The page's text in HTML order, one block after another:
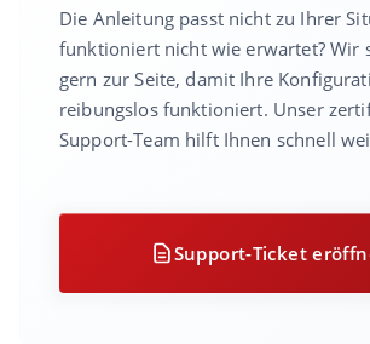
Die Anleitung passt nicht zu Ihrer
funktioniert nicht wie erwartet? Wir
gern zur Seite, damit Ihre
reibungslos funktioniert. Unser
Support-Team hilft Ihnen schnell
Support-Ticket